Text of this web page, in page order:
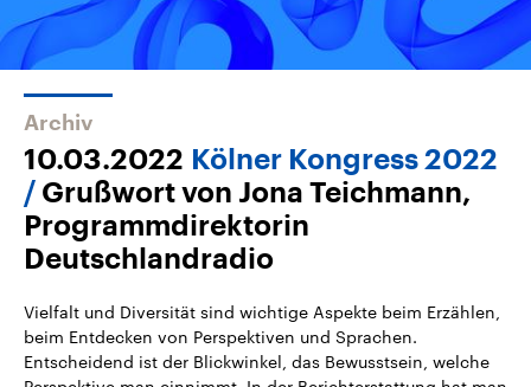
Archiv
10.03.2022 Kölner Kongress 2022
Grußwort von Jona Teichmann,
Programmdirektorin
Deutschlandradio
Vielfalt und Diversität sind wichtige Aspekte beim Erzählen,
beim Entdecken von Perspektiven und Sprachen.
Entscheidend ist der Blickwinkel, das Bewusstsein, welche